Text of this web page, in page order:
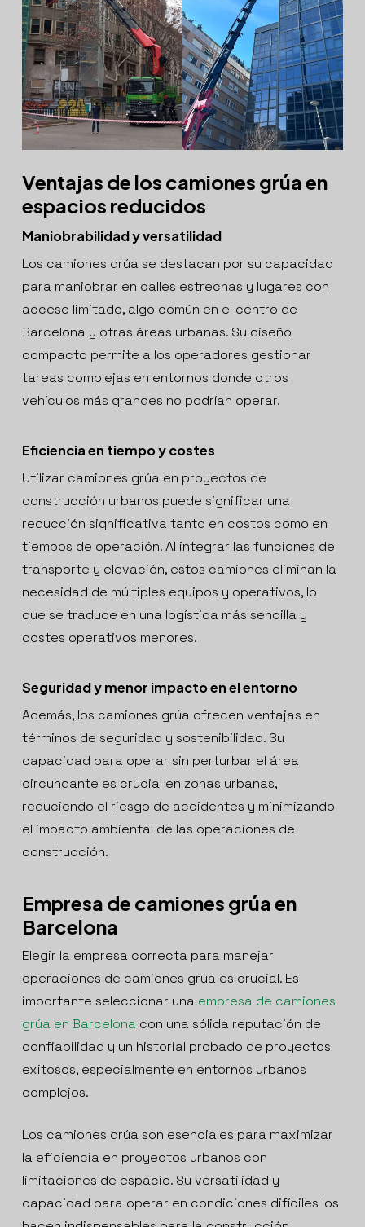
Ventajas de los camiones grúa en
espacios reducidos
Maniobrabilidad y versatilidad
Los camiones grúa se destacan por su capacidad
para maniobrar en calles estrechas y lugares con
acceso limitado, algo común en el centro de
Barcelona y otras áreas urbanas. Su diseño
compacto permite a los operadores gestionar
tareas complejas en entornos donde otros
vehículos más grandes no podrían operar.
Eficiencia en tiempo y costes
Utilizar camiones grúa en proyectos de
construcción urbanos puede significar una
reducción significativa tanto en costos como en
tiempos de operación. Al integrar las funciones de
transporte y elevación, estos camiones eliminan la
necesidad de múltiples equipos y operativos, lo
que se traduce en una logística más sencilla y
costes operativos menores.
Seguridad y menor impacto en el entorno
Además, los camiones grúa ofrecen ventajas en
términos de seguridad y sostenibilidad. Su
capacidad para operar sin perturbar el área
circundante es crucial en zonas urbanas,
reduciendo el riesgo de accidentes y minimizando
el impacto ambiental de las operaciones de
construcción.
Empresa de camiones grúa en
Barcelona
Elegir la empresa correcta para manejar
operaciones de camiones grúa es crucial. Es
importante seleccionar una empresa de camiones
grúa en Barcelonacon una sólida reputación de
confiabilidad y un historial probado de proyectos
exitosos, especialmente en entornos urbanos
complejos.
Los camiones grúa son esenciales para maximizar
la eficiencia en proyectos urbanos con
limitaciones de espacio. Su versatilidad y
capacidad para operar en condiciones difíciles los